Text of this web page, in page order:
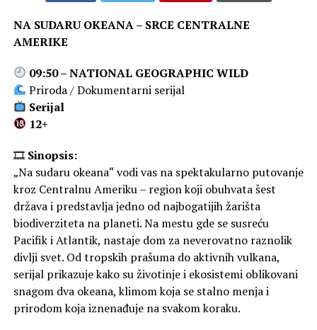
NA SUDARU OKEANA – SRCE CENTRALNE
AMERIKE
09:50 – NATIONAL GEOGRAPHIC WILD
Priroda / Dokumentarni serijal
Serijal
12+
🎞 Sinopsis:
„Na sudaru okeana“ vodi vas na spektakularno putovanje
kroz Centralnu Ameriku – region koji obuhvata šest
država i predstavlja jedno od najbogatijih žarišta
biodiverziteta na planeti. Na mestu gde se susreću
Pacifik i Atlantik, nastaje dom za neverovatno raznolik
divlji svet. Od tropskih prašuma do aktivnih vulkana,
serijal prikazuje kako su životinje i ekosistemi oblikovani
snagom dva okeana, klimom koja se stalno menja i
prirodom koja iznenađuje na svakom koraku.